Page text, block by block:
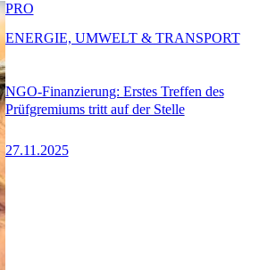
NGO-Finanzierung: Erstes Treffen des
Prüfgremiums tritt auf der Stelle
27.11.2025
PRO
ENERGIE, UMWELT & TRANSPORT